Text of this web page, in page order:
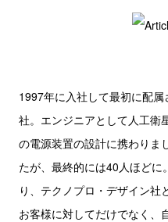
1997年に入社して最初に配
社。エンジニアとして人工衛
の電源装置の設計に携わりま
たが、最終的には40人ほど
り、テクノプロ・デザイン社
お客様に対してだけでなく、